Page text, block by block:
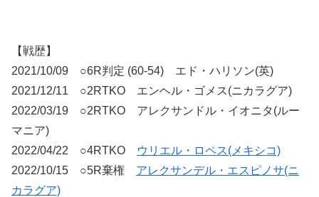
【戦歴】
2021/10/09 ○6R判定 (60-54) エド・ハリソン(英)
2021/12/11 ○2RTKO エンヘル・ゴメス(ニカラグア)
2022/03/19 ○2RTKO アレクサンドル・イオニタ(ルー
マニア)
2022/04/22 ○4RTKO
ウリエル・ロペス(メキシコ)
2022/10/15 ○5R棄権 アレクサンデル・エスピノサ(ニ
カラグア)